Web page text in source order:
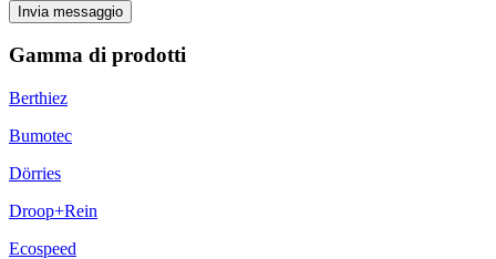
Invia messaggio
Gamma di prodotti
Berthiez
Bumotec
Dörries
Droop+Rein
Ecospeed